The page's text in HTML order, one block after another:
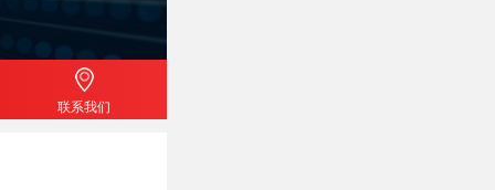
联系我们